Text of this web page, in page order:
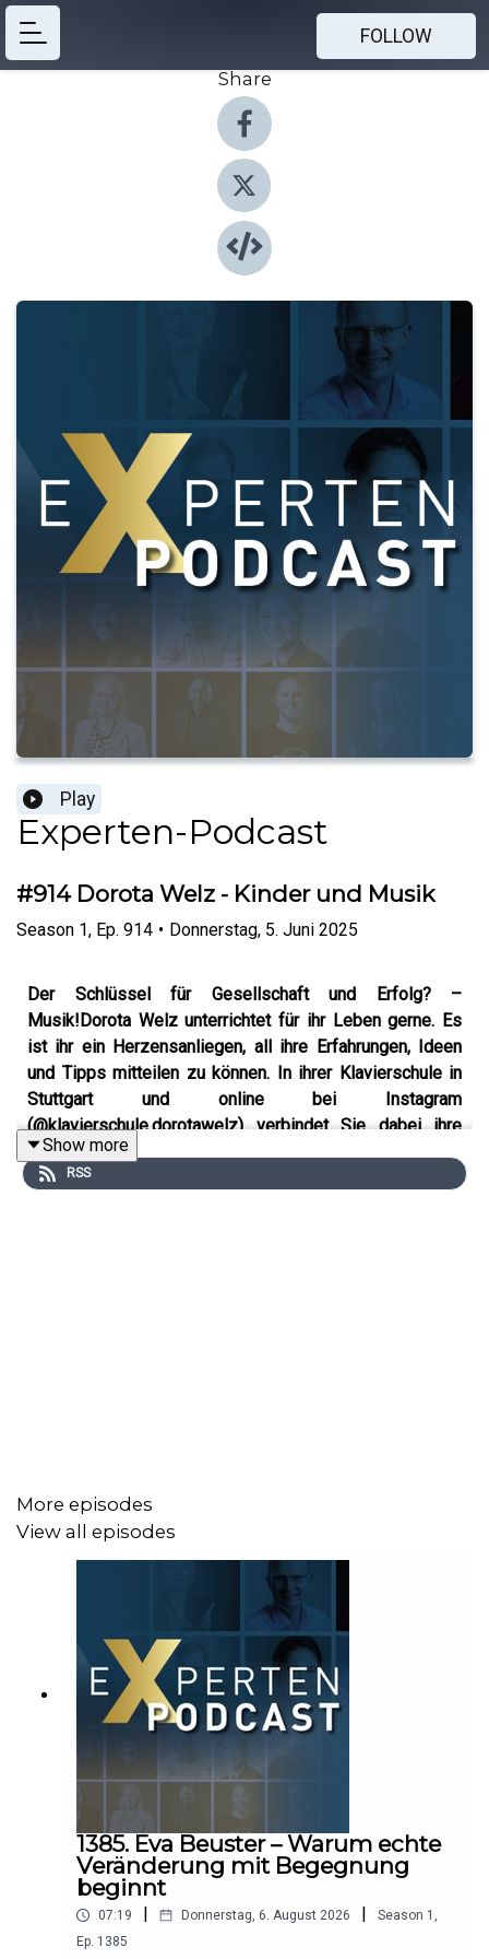
FOLLOW
Share
Play
Experten-Podcast
#914 Dorota Welz - Kinder und Musik
Season 1, Ep. 914 • Donnerstag, 5. Juni 2025
Der Schlüssel für Gesellschaft und Erfolg? –
Musik!Dorota Welz unterrichtet für ihr Leben gerne. Es
ist ihr ein Herzensanliegen, all ihre Erfahrungen, Ideen
und Tipps mitteilen zu können. In ihrer Klavierschule in
Stuttgart und online bei Instagram
(@klavierschule.dorotawelz) verbindet Sie dabei ihre
hochkarätige Ausbildung an Musikhochschulen in Krakau
und Stuttgart mit Impulsen aus alternativer Pädagogik
Show more
RSS
More episodes
View all episodes
1385. Eva Beuster – Warum echte
Veränderung mit Begegnung
beginnt
07:19 Donnerstag, 6. August 2026 Season 1 ,
Ep. 1385